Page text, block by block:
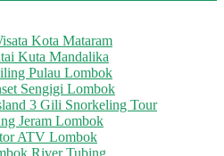
Kota Mataram
Kuta Mandalika
Pulau Lombok
Sengigi Lombok
3 Gili Snorkeling Tour
Jeram Lombok
ATV Lombok
River Tubing